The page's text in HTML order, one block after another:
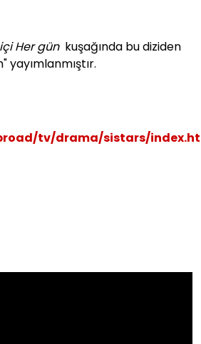
Her günkuşağında bu diziden
yayımlanmıştır.
tv/drama/sistars/